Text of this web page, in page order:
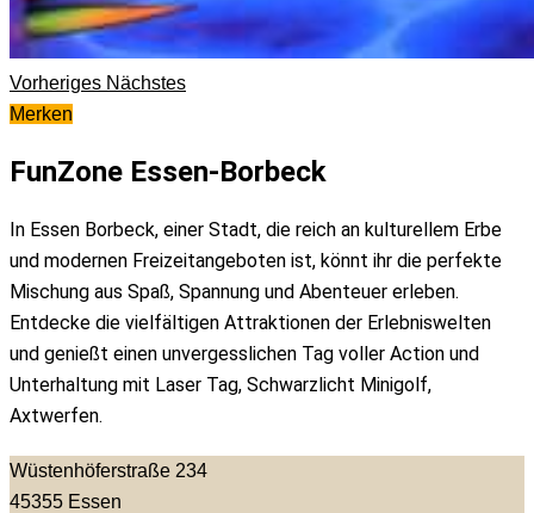
Vorheriges Nächstes
Merken
FunZone Essen-Borbeck
In Essen Borbeck, einer Stadt, die reich an kulturellem Erbe
und modernen Freizeitangeboten ist, könnt ihr die perfekte
Mischung aus Spaß, Spannung und Abenteuer erleben.
Entdecke die vielfältigen Attraktionen der Erlebniswelten
und genießt einen unvergesslichen Tag voller Action und
Unterhaltung mit Laser Tag, Schwarzlicht Minigolf,
Axtwerfen.
Wüstenhöferstraße 234
45355 Essen